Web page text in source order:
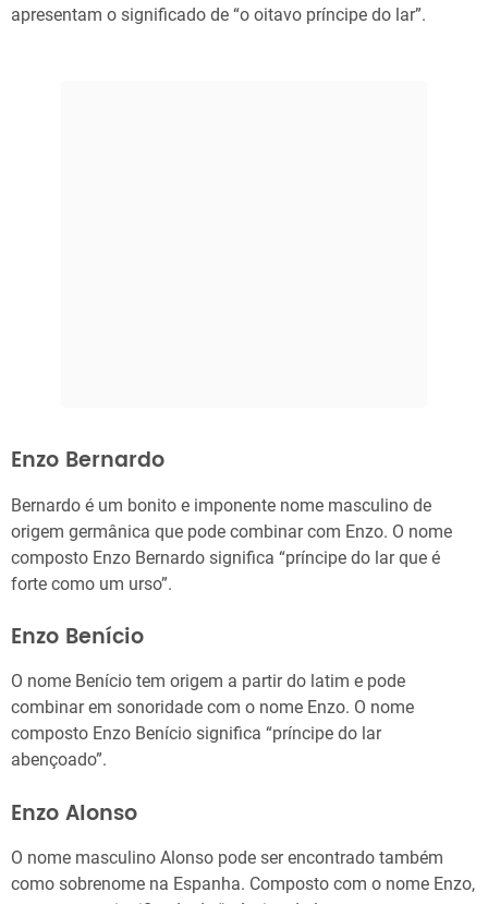
apresentam o significado de “o oitavo príncipe do lar”.
Enzo Bernardo
Bernardo é um bonito e imponente nome masculino de
origem germânica que pode combinar com Enzo. O nome
composto Enzo Bernardo significa “príncipe do lar que é
forte como um urso”.
Enzo Benício
O nome Benício tem origem a partir do latim e pode
combinar em sonoridade com o nome Enzo. O nome
composto Enzo Benício significa “príncipe do lar
abençoado”.
Enzo Alonso
O nome masculino Alonso pode ser encontrado também
como sobrenome na Espanha. Composto com o nome Enzo,